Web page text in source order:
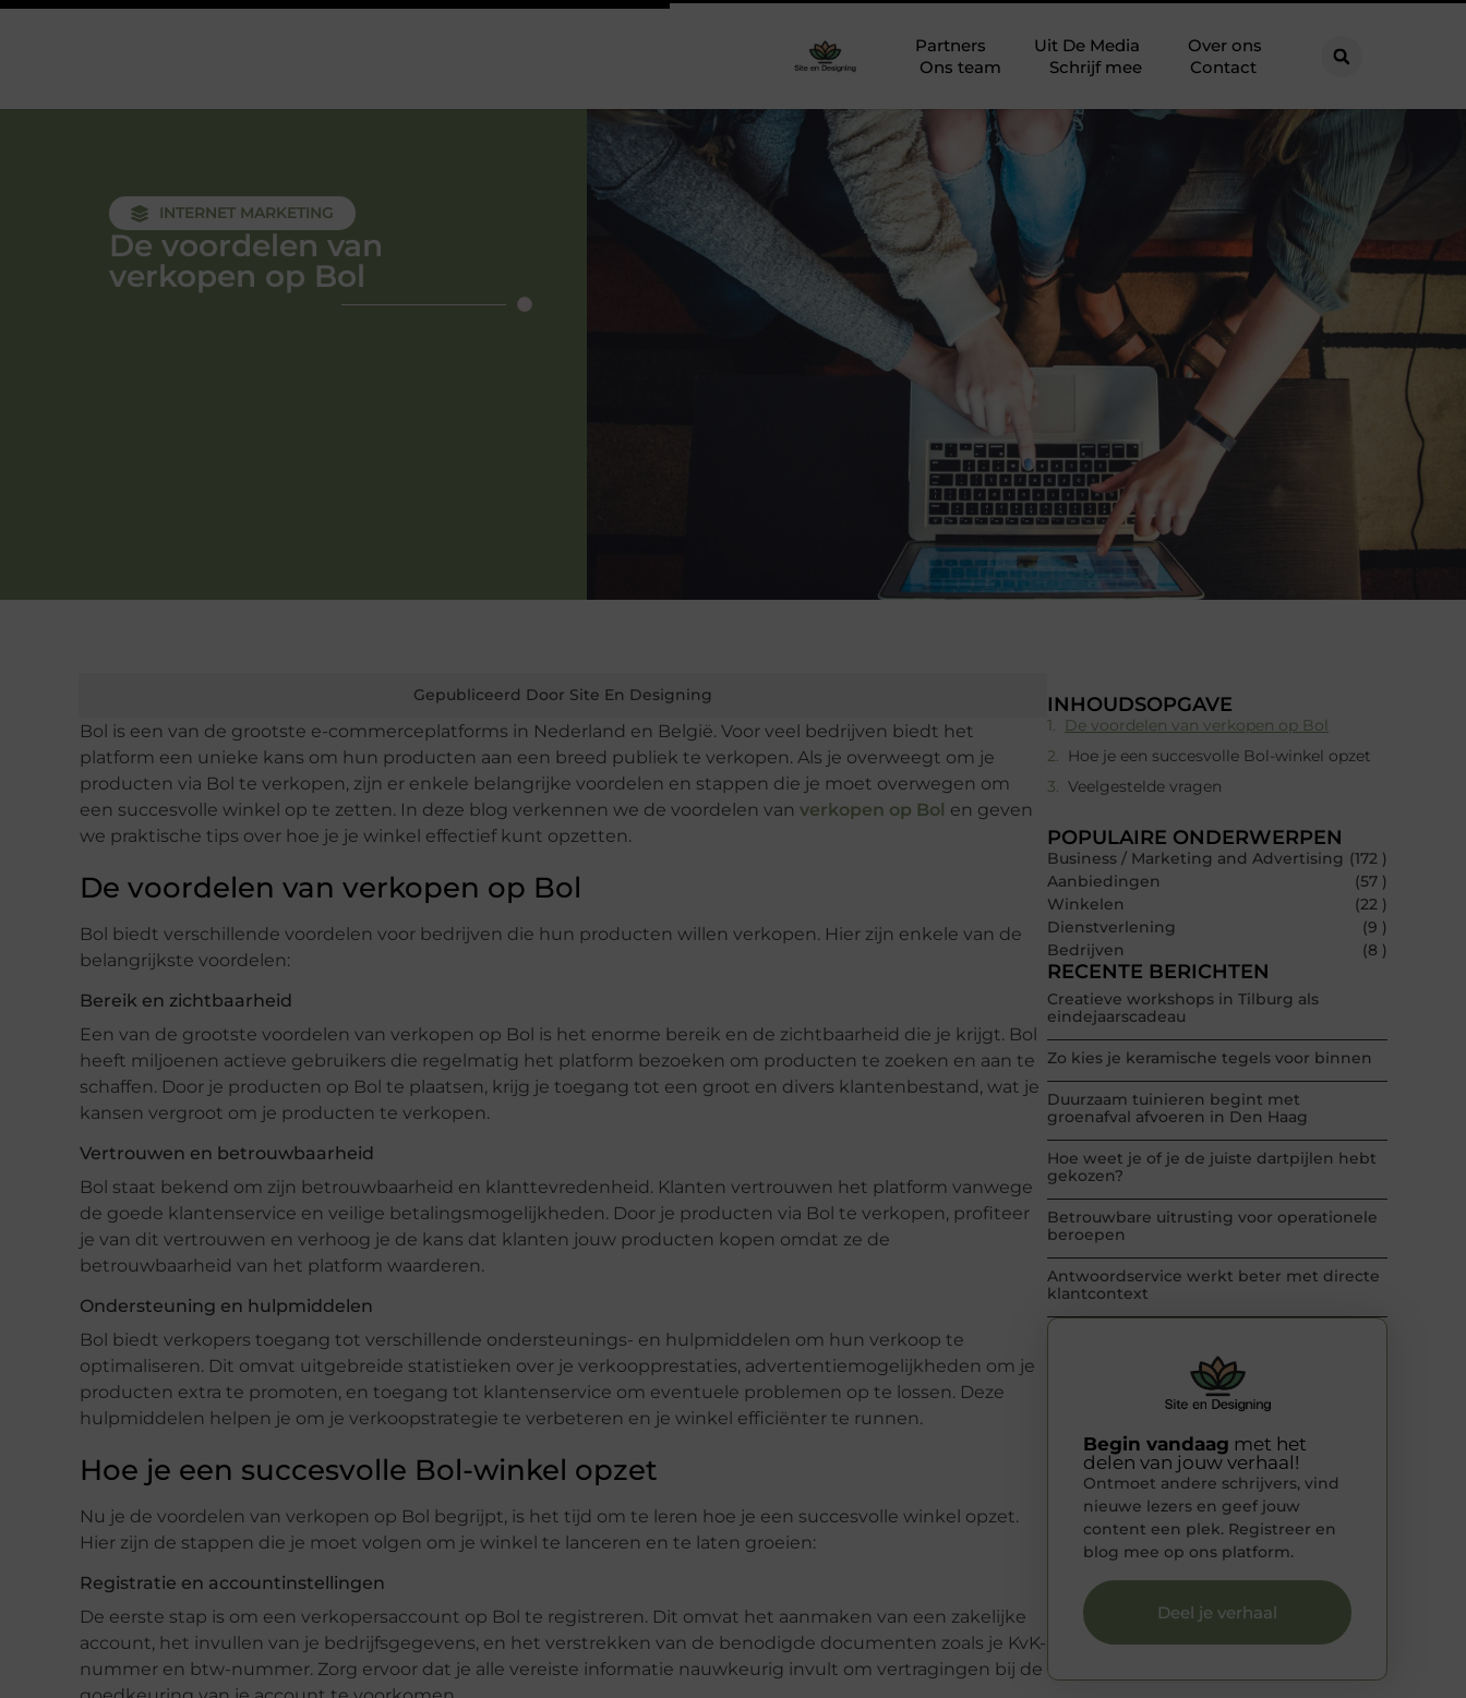
Partners Uit De Media
Over ons
Ons team
Schrijf mee Contact
INTERNET MARKETING
De voordelen van
verkopen op Bol
Gepubliceerd Door Site En Designing
Bol is een van de grootste e-commerceplatforms in Nederland en België. Voor veel bedrijven biedt het
platform een unieke kans om hun producten aan een breed publiek te verkopen. Als je overweegt om je
producten via Bol te verkopen, zijn er enkele belangrijke voordelen en stappen die je moet overwegen om
een succesvolle winkel op te zetten. In deze blog verkennen we de voordelen van verkopen op Bol en geven
we praktische tips over hoe je je winkel effectief kunt opzetten.
De voordelen van verkopen op Bol
Bol biedt verschillende voordelen voor bedrijven die hun producten willen verkopen. Hier zijn enkele van de
belangrijkste voordelen:
Bereik en zichtbaarheid
Een van de grootste voordelen van verkopen op Bol is het enorme bereik en de zichtbaarheid die je krijgt. Bol
heeft miljoenen actieve gebruikers die regelmatig het platform bezoeken om producten te zoeken en aan te
schaffen. Door je producten op Bol te plaatsen, krijg je toegang tot een groot en divers klantenbestand, wat je
kansen vergroot om je producten te verkopen.
Vertrouwen en betrouwbaarheid
Bol staat bekend om zijn betrouwbaarheid en klanttevredenheid. Klanten vertrouwen het platform vanwege
de goede klantenservice en veilige betalingsmogelijkheden. Door je producten via Bol te verkopen, profiteer
je van dit vertrouwen en verhoog je de kans dat klanten jouw producten kopen omdat ze de
betrouwbaarheid van het platform waarderen.
Ondersteuning en hulpmiddelen
Bol biedt verkopers toegang tot verschillende ondersteunings- en hulpmiddelen om hun verkoop te
optimaliseren. Dit omvat uitgebreide statistieken over je verkoopprestaties, advertentiemogelijkheden om je
producten extra te promoten, en toegang tot klantenservice om eventuele problemen op te lossen. Deze
hulpmiddelen helpen je om je verkoopstrategie te verbeteren en je winkel efficiënter te runnen.
Hoe je een succesvolle Bol-winkel opzet
Nu je de voordelen van verkopen op Bol begrijpt, is het tijd om te leren hoe je een succesvolle winkel opzet.
Hier zijn de stappen die je moet volgen om je winkel te lanceren en te laten groeien:
Registratie en accountinstellingen
De eerste stap is om een verkopersaccount op Bol te registreren. Dit omvat het aanmaken van een zakelijke
account, het invullen van je bedrijfsgegevens, en het verstrekken van de benodigde documenten zoals je KvK-
nummer en btw-nummer. Zorg ervoor dat je alle vereiste informatie nauwkeurig invult om vertragingen bij de
INHOUDSOPGAVE
De voordelen van verkopen op Bol
Hoe je een succesvolle Bol-winkel opzet
Veelgestelde vragen
POPULAIRE ONDERWERPEN
Business / Marketing and Advertising (172 )
Aanbiedingen
(57 )
Winkelen
(22 )
Dienstverlening
(9 )
Bedrijven
(8 )
RECENTE BERICHTEN
Creatieve workshops in Tilburg als
eindejaarscadeau
Zo kies je keramische tegels voor binnen
Duurzaam tuinieren begint met
groenafval afvoeren in Den Haag
Hoe weet je of je de juiste dartpijlen hebt
gekozen?
Betrouwbare uitrusting voor operationele
beroepen
Antwoordservice werkt beter met directe
klantcontext
Begin vandaag met het
delen van jouw verhaal!
Ontmoet andere schrijvers, vind
nieuwe lezers en geef jouw
content een plek. Registreer en
blog mee op ons platform.
Deel je verhaal